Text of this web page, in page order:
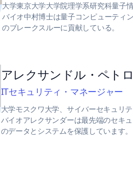
大学東京大学大学院理学系研究科量子
バイオ中村博士は量子コンピューティ
のブレークスルーに貢献している。
アレクサンドル・ペト
ITセキュリティ・マネージャー
大学モスクワ大学、サイバーセキュリ
バイオアレクサンダーは最先端のセキ
のデータとシステムを保護しています。